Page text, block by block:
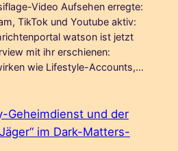
Video Aufsehen erregte:
TikTok und Youtube aktiv:
watson ist jetzt
mit ihr erschienen:
wie Lifestyle-Accounts,…